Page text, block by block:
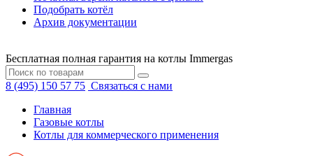
Подобрать котёл
Архив документации
Бесплатная полная гарантия на котлы Immergas
8 (495) 150 57 75 Связаться с нами
Главная
Газовые котлы
Котлы для коммерческого применения